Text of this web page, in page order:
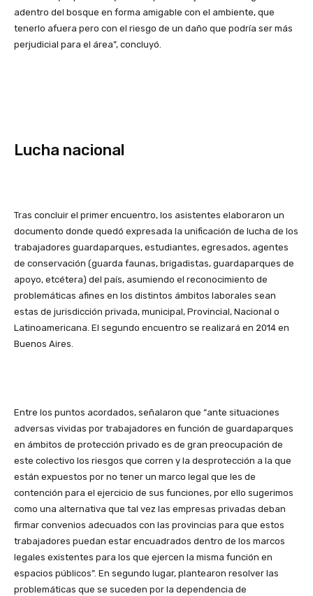
adentro del bosque en forma amigable con el ambiente, que
tenerlo afuera pero con el riesgo de un daño que podría ser más
perjudicial para el área”, concluyó.
Lucha nacional
Tras concluir el primer encuentro, los asistentes elaboraron un
documento donde quedó expresada la unificación de lucha de los
trabajadores guardaparques, estudiantes, egresados, agentes
de conservación (guarda faunas, brigadistas, guardaparques de
apoyo, etcétera) del país, asumiendo el reconocimiento de
problemáticas afines en los distintos ámbitos laborales sean
estas de jurisdicción privada, municipal, Provincial, Nacional o
Latinoamericana. El segundo encuentro se realizará en 2014 en
Buenos Aires.
Entre los puntos acordados, señalaron que “ante situaciones
adversas vividas por trabajadores en función de guardaparques
en ámbitos de protección privado es de gran preocupación de
este colectivo los riesgos que corren y la desprotección a la que
están expuestos por no tener un marco legal que les de
contención para el ejercicio de sus funciones, por ello sugerimos
como una alternativa que tal vez las empresas privadas deban
firmar convenios adecuados con las provincias para que estos
trabajadores puedan estar encuadrados dentro de los marcos
legales existentes para los que ejercen la misma función en
espacios públicos”. En segundo lugar, plantearon resolver las
problemáticas que se suceden por la dependencia de